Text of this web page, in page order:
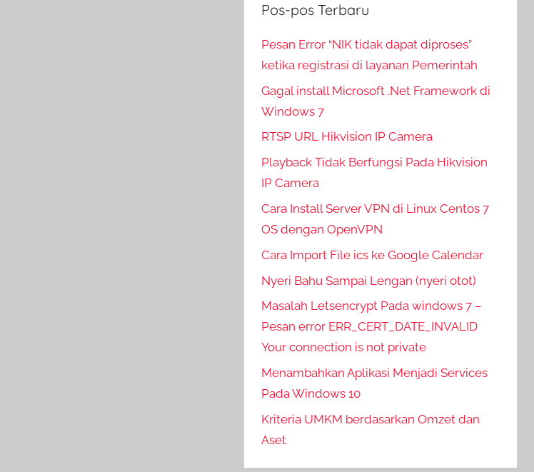
Pos-pos Terbaru
Pesan Error “NIK tidak dapat diproses”
ketika registrasi di layanan Pemerintah
Gagal install Microsoft .Net Framework di
Windows 7
RTSP URL Hikvision IP Camera
Playback Tidak Berfungsi Pada Hikvision
IP Camera
Cara Install Server VPN di Linux Centos 7
OS dengan OpenVPN
Cara Import File ics ke Google Calendar
Nyeri Bahu Sampai Lengan (nyeri otot)
Masalah Letsencrypt Pada windows 7 –
Pesan error ERR_CERT_DATE_INVALID
Your connection is not private
Menambahkan Aplikasi Menjadi Services
Pada Windows 10
Kriteria UMKM berdasarkan Omzet dan
Aset